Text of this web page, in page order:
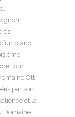
blanc
jour
Ott
par son
et la
Domaine